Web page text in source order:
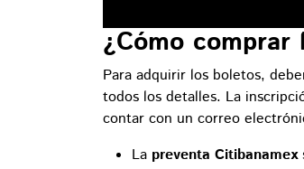
¿Cómo comprar
Para adquirir los boletos,
todos los detalles. La
contar con un correo
La preventa Citibanamex